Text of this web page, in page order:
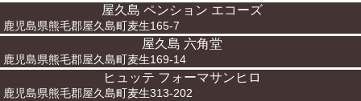
屋久島 ペンション エコーズ
鹿児島県熊毛郡屋久島町麦生165-7
屋久島 六角堂
鹿児島県熊毛郡屋久島町麦生169-14
ヒュッテ フォーマサンヒロ
鹿児島県熊毛郡屋久島町麦生313-202